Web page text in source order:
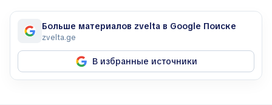
Больше материалов zvelta в Google Поиске
zvelta.ge
В избранные источники